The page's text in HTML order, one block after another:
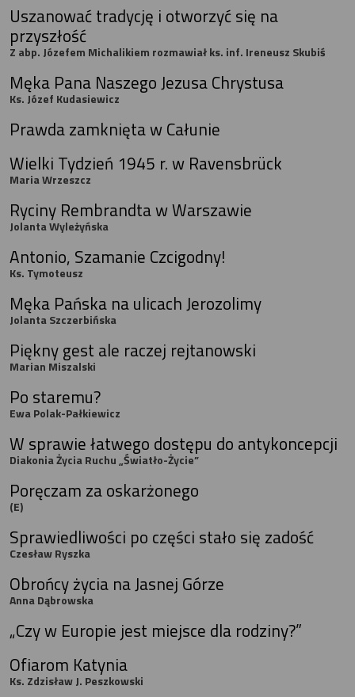
Uszanować tradycję i otworzyć się na
przyszłość
Z abp. Józefem Michalikiem rozmawiał ks. inf. Ireneusz Skubiś
Męka Pana Naszego Jezusa Chrystusa
Ks. Józef Kudasiewicz
Prawda zamknięta w Całunie
Wielki Tydzień 1945 r. w Ravensbrück
Maria Wrzeszcz
Ryciny Rembrandta w Warszawie
Jolanta Wyleżyńska
Antonio, Szamanie Czcigodny!
Ks. Tymoteusz
Męka Pańska na ulicach Jerozolimy
Jolanta Szczerbińska
Piękny gest ale raczej rejtanowski
Marian Miszalski
Po staremu?
Ewa Polak-Pałkiewicz
W sprawie łatwego dostępu do antykoncepcji
Diakonia Życia Ruchu „Światło-Życie”
Poręczam za oskarżonego
(E)
Sprawiedliwości po części stało się zadość
Czesław Ryszka
Obrońcy życia na Jasnej Górze
Anna Dąbrowska
„Czy w Europie jest miejsce dla rodziny?”
Ofiarom Katynia
Ks. Zdzisław J. Peszkowski